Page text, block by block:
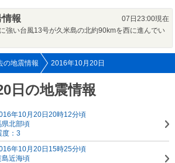
情報
07日23:00現在
強い台風13号が久米島の北約90kmを西に進んでい
の地震情報 2016年10月20日
日の地震情報
年10月20日20時12分頃
県北部頃
度：3
年10月20日15時25分頃
島近海頃